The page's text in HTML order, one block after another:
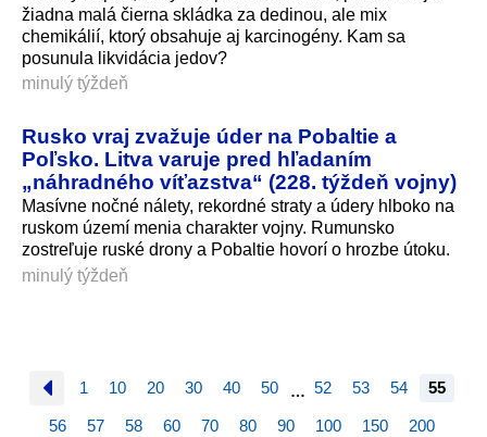
žiadna malá čierna skládka za dedinou, ale mix
chemikálií, ktorý obsahuje aj karcinogény. Kam sa
posunula likvidácia jedov?
minulý týždeň
Rusko vraj zvažuje úder na Pobaltie a
Poľsko. Litva varuje pred hľadaním
„náhradného víťazstva“ (228. týždeň vojny)
Masívne nočné nálety, rekordné straty a údery hlboko na
ruskom území menia charakter vojny. Rumunsko
zostreľuje ruské drony a Pobaltie hovorí o hrozbe útoku.
minulý týždeň
1 10 20 30 40 50 … 52 53 54 55
56 57 58 60 70 80 90 100 150 200